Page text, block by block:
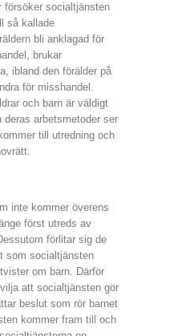
försöker socialtjänsten
så kallade
bli anklagad för
brukar
ibland den förälder på
för misshandel.
och barn är väldigt
arbetsmetoder ser
till utredning och
inte kommer överens
först utreds av
förlitar sig de
som socialtjänsten
om barn. Därför
att socialtjänsten gör
beslut som rör barnet
kommer fram till och